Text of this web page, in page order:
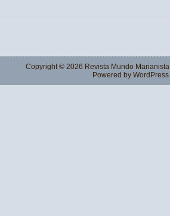
Copyright © 2026 Revista Mundo Marianista
Powered byWordPress